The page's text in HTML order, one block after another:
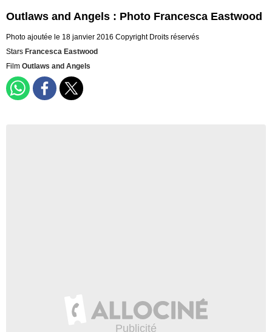
Outlaws and Angels : Photo Francesca Eastwood
Photo ajoutée le 18 janvier 2016 Copyright Droits réservés
Stars Francesca Eastwood
Film Outlaws and Angels